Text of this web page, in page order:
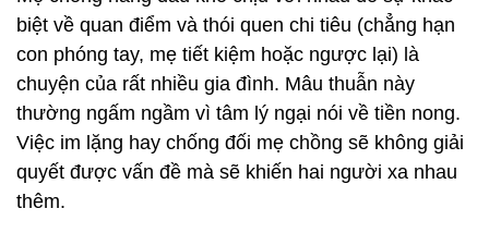
biệt về quan điểm và thói quen chi tiêu (chẳng hạn
con phóng tay, mẹ tiết kiệm hoặc ngược lại) là
chuyện của rất nhiều gia đình. Mâu thuẫn này
thường ngấm ngầm vì tâm lý ngại nói về tiền nong.
Việc im lặng hay chống đối mẹ chồng sẽ không giải
quyết được vấn đề mà sẽ khiến hai người xa nhau
thêm.